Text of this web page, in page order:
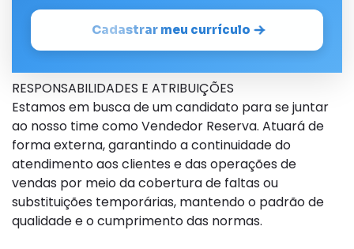
Cadastrar meu currículo
RESPONSABILIDADES E ATRIBUIÇÕES
Estamos em busca de um candidato para se juntar
ao nosso time como Vendedor Reserva. Atuará de
forma externa, garantindo a continuidade do
atendimento aos clientes e das operações de
vendas por meio da cobertura de faltas ou
substituições temporárias, mantendo o padrão de
qualidade e o cumprimento das normas.